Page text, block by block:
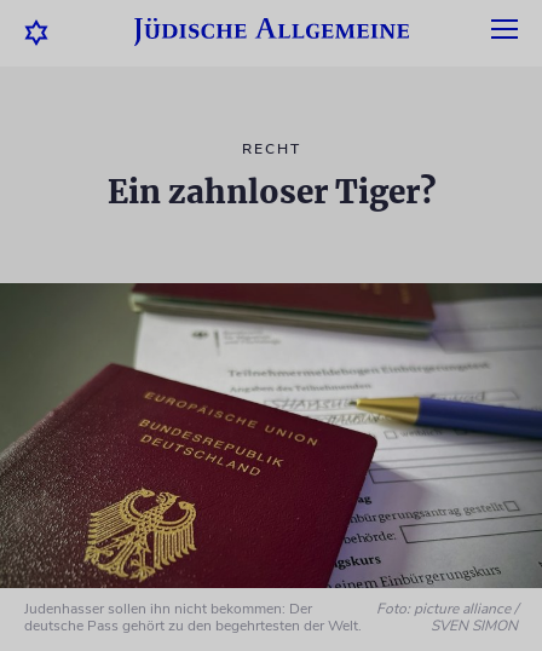
RECHT
Ein zahnloser Tiger?
Judenhasser sollen ihn nicht bekommen: Der
deutsche Pass gehört zu den begehrtesten der Welt.
Foto: picture alliance /
SVEN SIMON